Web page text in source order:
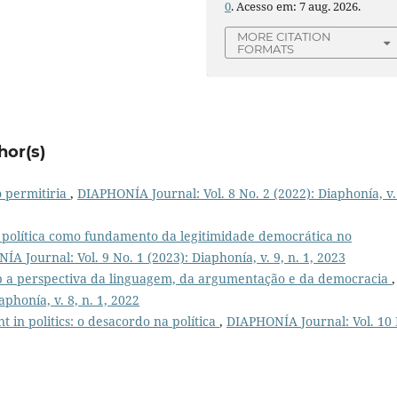
0. Acesso em: 7 aug. 2026.
MORE CITATION
FORMATS
permitiria , DIAPHONÍA Journal: Vol. 8 No. 2 (2022): Diaphonía,
como fundamento da legitimidade democrática no
Journal: Vol. 9 No. 1 (2023): Diaphonía, v. 9, n. 1, 2023
a perspectiva da linguagem, da argumentação e da democracia ,
v. 8, n. 1, 2022
in politics: o desacordo na política , DIAPHONÍA Journal: Vol. 10